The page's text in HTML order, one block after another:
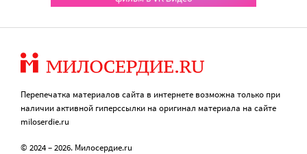
Перепечатка материалов сайта в интернете возможна только при
наличии активной гиперссылки на оригинал материала на сайте
miloserdie.ru
© 2024 – 2026. Милосердие.ru